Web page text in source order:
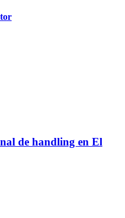
de handling en El